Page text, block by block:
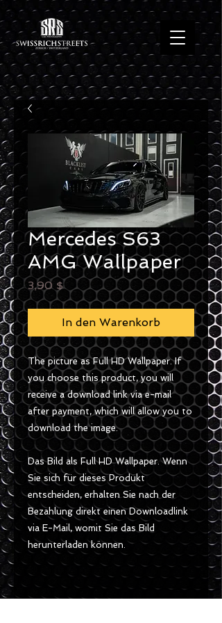
Mercedes S63
AMG Wallpaper
3,90 $Preis
In den Warenkorb
The picture as Full HD Wallpaper. If
you choose this product, you will
receive a download link via e-mail
after payment, which will allow you to
download the image.
Das Bild als Full HD Wallpaper. Wenn
Sie sich für dieses Produkt
entscheiden, erhalten Sie nach der
Bezahlung direkt einen Downloadlink
via E-Mail, womit Sie das Bild
herunterladen können.